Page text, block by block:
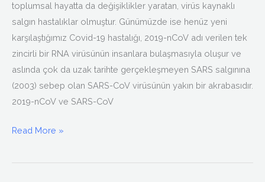
toplumsal hayatta da değişiklikler yaratan, virüs kaynaklı
salgın hastalıklar olmuştur. Günümüzde ise henüz yeni
karşılaştığımız Covid-19 hastalığı, 2019-nCoV adı verilen tek
zincirli bir RNA virüsünün insanlara bulaşmasıyla oluşur ve
aslında çok da uzak tarihte gerçekleşmeyen SARS salgınına
(2003) sebep olan SARS-CoV virüsünün yakın bir akrabasıdır.
2019-nCoV ve SARS-CoV
Read More »